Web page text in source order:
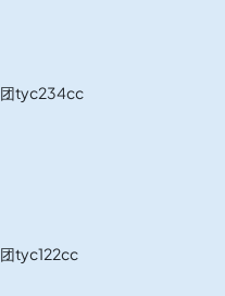
团tyc234cc
tyc122cc